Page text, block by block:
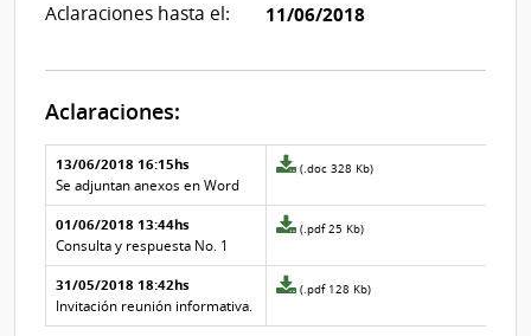
Aclaraciones hasta el: 11/06/2018
Aclaraciones:
Fecha y
texto de
la
aclaración
Archivo
de la
aclaración
13/06/2018 16:15hs
Se adjuntan anexos en Word
Archivo
de
la
Nº
2
(.doc 328 Kb)
01/06/2018 13:44hs
Consulta y respuesta No. 1
Archivo
de
la
Nº
(.pdf 25 Kb)
31/05/2018 18:42hs
Invitación reunión informativa.
Archivo
de
(.pdf 128 Kb)